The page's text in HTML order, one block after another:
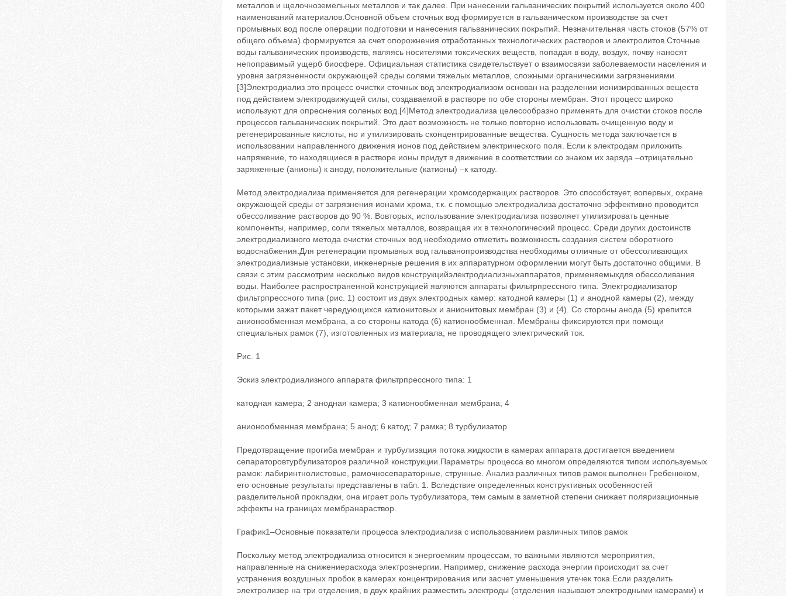
металлов и щелочноземельных металлов и так далее. При нанесении гальванических покрытий используется около 400
наименований материалов.Основной объем сточных вод формируется в гальваническом производстве за счет
промывных вод после операции подготовки и нанесения гальванических покрытий. Незначительная часть стоков (57% от
общего объема) формируется за счет опорожнения отработанных технологических растворов и электролитов.Сточные
воды гальванических производств, являясь носителями токсических веществ, попадая в воду, воздух, почву наносят
непоправимый ущерб биосфере. Официальная статистика свидетельствует о взаимосвязи заболеваемости населения и
уровня загрязненности окружающей среды солями тяжелых металлов, сложными органическими загрязнениями.
[3]Электродиализ это процесс очистки сточных вод электродиализом основан на разделении ионизированных веществ
под действием электродвижущей силы, создаваемой в растворе по обе стороны мембран. Этот процесс широко
используют для опреснения соленых вод.[4]Метод электродиализа целесообразно применять для очистки стоков после
процессов гальванических покрытий. Это дает возможность не только повторно использовать очищенную воду и
регенерированные кислоты, но и утилизировать сконцентрированные вещества. Сущность метода заключается в
использовании направленного движения ионов под действием электрического поля. Если к электродам приложить
напряжение, то находящиеся в растворе ионы придут в движение в соответствии со знаком их заряда –отрицательно
заряженные (анионы) к аноду, положительные (катионы) –к катоду.
Метод электродиализа применяется для регенерации хромсодержащих растворов. Это способствует, вопервых, охране
окружающей среды от загрязнения ионами хрома, т.к. с помощью электродиализа достаточно эффективно проводится
обессоливание растворов до 90 %. Вовторых, использование электродиализа позволяет утилизировать ценные
компоненты, например, соли тяжелых металлов, возвращая их в технологический процесс. Среди других достоинств
электродиализного метода очистки сточных вод необходимо отметить возможность создания систем оборотного
водоснабжения.Для регенерации промывных вод гальванопроизводства необходимы отличные от обессоливающих
электродиализные установки, инженерные решения в их аппаратурном оформлении могут быть достаточно общими. В
связи с этим рассмотрим несколько видов конструкцийэлектродиализныхаппаратов, применяемыхдля обессоливания
воды. Наиболее распространенной конструкцией являются аппараты фильтрпрессного типа. Электродиализатор
фильтрпрессного типа (рис. 1) состоит из двух электродных камер: катодной камеры (1) и анодной камеры (2), между
которыми зажат пакет чередующихся катионитовых и анионитовых мембран (3) и (4). Со стороны анода (5) крепится
анионообменная мембрана, а со стороны катода (6) катионообменная. Мембраны фиксируются при помощи
специальных рамок (7), изготовленных из материала, не проводящего электрический ток.
Рис. 1
Эскиз электродиализного аппарата фильтрпрессного типа: 1
катодная камера; 2 анодная камера; 3 катионообменная мембрана; 4
анионообменная мембрана; 5 анод; 6 катод; 7 рамка; 8 турбулизатор
Предотвращение прогиба мембран и турбулизация потока жидкости в камерах аппарата достигается введением
сепараторовтурбулизаторов различной конструкции.Параметры процесса во многом определяются типом используемых
рамок: лабиринтнолистовые, рамочносепараторные, струнные. Анализ различных типов рамок выполнен Гребенюком,
его основные результаты представлены в табл. 1. Вследствие определенных конструктивных особенностей
разделительной прокладки, она играет роль турбулизатора, тем самым в заметной степени снижает поляризационные
эффекты на границах мембранараствор.
График1–Основные показатели процесса электродиализа с использованием различных типов рамок
Поскольку метод электродиализа относится к энергоемким процессам, то важными являются мероприятия,
направленные на снижениерасхода электроэнергии. Например, снижение расхода энергии происходит за счет
устранения воздушных пробок в камерах концентрирования или засчет уменьшения утечек тока.Если разделить
электролизер на три отделения, в двух крайних разместить электроды (отделения называют электродными камерами) и